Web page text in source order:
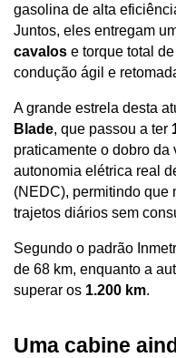
gasolina de alta
Juntos, eles entregam
cavalos e torque total de
condução ágil e
A grande estrela desta
Blade, que passou a ter
praticamente o dobro da
autonomia elétrica real
(NEDC), permitindo que
trajetos diários sem
Segundo o padrão
de 68 km, enquanto a
superar os 1.200 km.
Uma cabine